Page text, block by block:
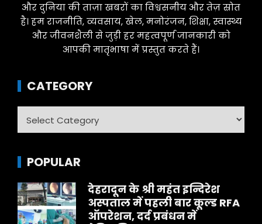
और दुनिया की ताज़ा खबरों का विश्वसनीय और तेज़ स्रोत
है। हम राजनीति, व्यवसाय, खेल, मनोरंजन, शिक्षा, स्वास्थ्य
और जीवनशैली से जुड़ी हर महत्वपूर्ण जानकारी को
आपकी मातृभाषा में प्रस्तुत करते हैं।
CATEGORY
POPULAR
देहरादून के श्री महंत इन्दिरेश
अस्पताल में पहली बार कूल्ड RFA
ऑपरेशन, दर्द प्रबंधन में